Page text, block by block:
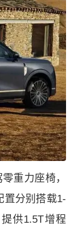
重力座椅，
置分别搭载1-
供1.5T增程